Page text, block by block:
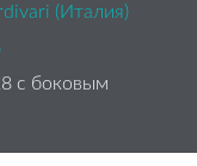
(Италия)
с боковым